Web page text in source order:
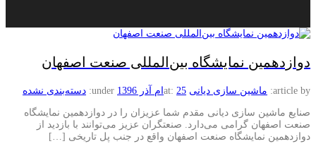
دوازدهمین نمایشگاه بین‌المللی صنعت اصفهان
article by: ماشین سازی دیانی at: 25ام آذر 1396 under: دسته‌بندی نشده
صنایع ماشین سازی دیانی مقدم شما عزیزان را در دوازدهمین نمایشگاه
صنعت اصفهان گرامی‌ می‌دارد. صنعتگران عزیز می‌توانند با بازدید از
دوازدهمین نمایشگاه صنعت اصفهان واقع در جنب پل تاریخی […]